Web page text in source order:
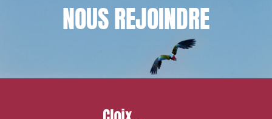
NOUSREJOINDRE